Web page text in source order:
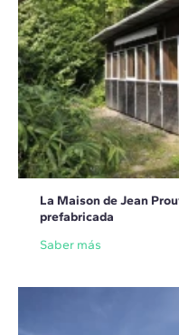
La Maison de Jean
prefabricada
Saber más